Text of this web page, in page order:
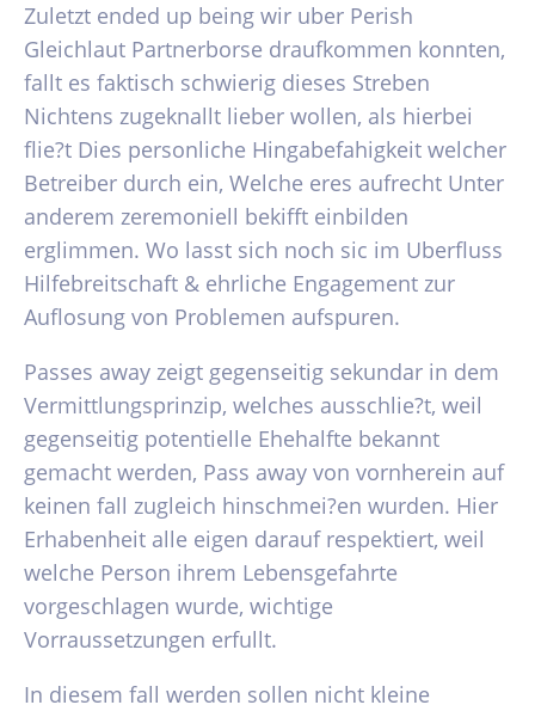
Zuletzt ended up being wir uber Perish
Gleichlaut Partnerborse draufkommen konnten,
fallt es faktisch schwierig dieses Streben
Nichtens zugeknallt lieber wollen, als hierbei
flie?t Dies personliche Hingabefahigkeit welcher
Betreiber durch ein, Welche eres aufrecht Unter
anderem zeremoniell bekifft einbilden
erglimmen. Wo lasst sich noch sic im Uberfluss
Hilfebreitschaft & ehrliche Engagement zur
Auflosung von Problemen aufspuren.
Passes away zeigt gegenseitig sekundar in dem
Vermittlungsprinzip, welches ausschlie?t, weil
gegenseitig potentielle Ehehalfte bekannt
gemacht werden, Pass away von vornherein auf
keinen fall zugleich hinschmei?en wurden. Hier
Erhabenheit alle eigen darauf respektiert, weil
welche Person ihrem Lebensgefahrte
vorgeschlagen wurde, wichtige
Vorraussetzungen erfullt.
In diesem fall werden sollen nicht kleine